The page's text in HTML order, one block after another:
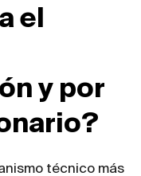
el
y por
técnico más